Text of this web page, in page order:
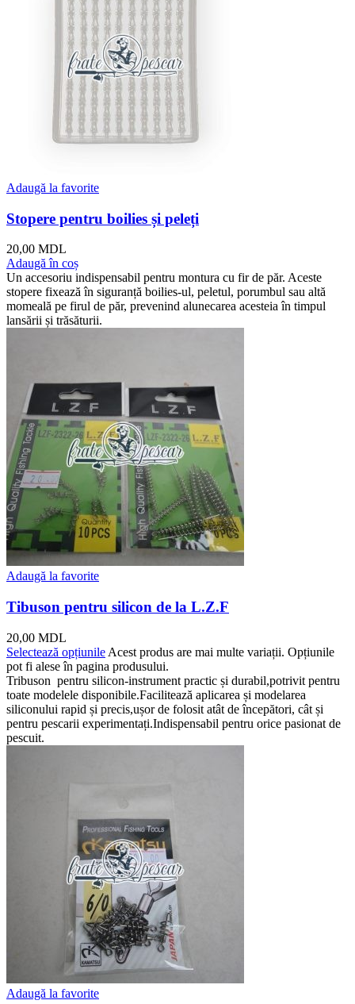
Adaugă la favorite
Stopere pentru boilies și peleți
20,00 MDL
Adaugă în coș
Un accesoriu indispensabil pentru montura cu fir de păr. Aceste
stopere fixează în siguranță boilies-ul, peletul, porumbul sau altă
momeală pe firul de păr, prevenind alunecarea acesteia în timpul
lansării și trăsăturii.
Adaugă la favorite
Tibuson pentru silicon de la L.Z.F
20,00 MDL
Selectează opțiunile Acest produs are mai multe variații. Opțiunile
pot fi alese în pagina produsului.
Tribuson pentru silicon-instrument practic și durabil,potrivit pentru
toate modelele disponibile.Facilitează aplicarea și modelarea
siliconului rapid și precis,ușor de folosit atât de începători, cât și
pentru pescarii experimentați.Indispensabil pentru orice pasionat de
pescuit.
Adaugă la favorite